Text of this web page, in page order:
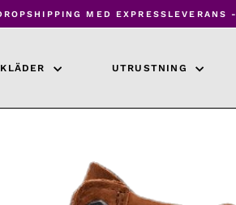
Pausa
MED EXPRESSLEVERANS -
KLÄDER UTRUSTNING